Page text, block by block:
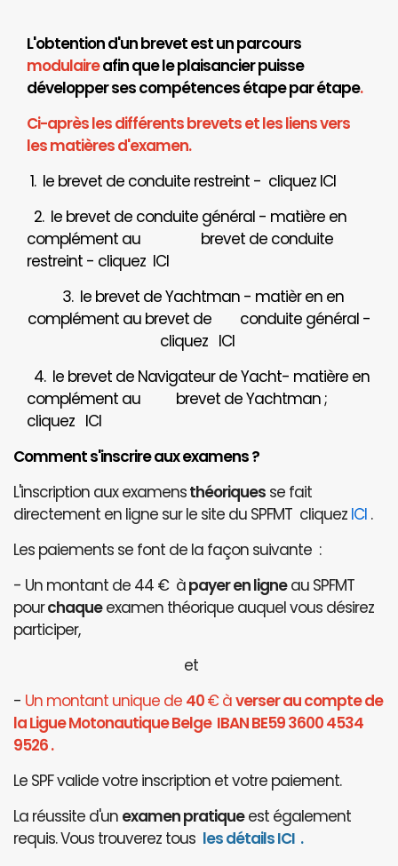
L'obtention d'un brevet est un parcours
modulaireafin que le plaisancier puisse
développer ses compétences étape par étape.
Ci-après les différents brevets et les liens vers
les matières d'examen.
1. le brevet de conduite restreint - cliquez ICI
2. le brevet de conduite général - matière en
complément au brevet de conduite
restreint - cliquez ICI
3. le brevet de Yachtman - matièr en en
complément au brevet de
conduite général -
cliquez ICI
4. le brevet de Navigateur de Yacht- matière en
complément au brevet de Yachtman ;
cliquez ICI
Comment s'inscrire aux examens ?
L'inscription aux examensthéoriques se fait
directement en ligne sur le site du SPFMT cliquez ICI .
Les paiements se font de la façon suivante :
- Un montant de 44 € àpayer en ligneau SPFMT
pourchaqueexamen théorique auquel vous désirez
participer,
et
- Un montant unique de 40€ àverser au compte de
la Ligue Motonautique Belge IBAN BE59 3600 4534
9526 .
Le SPF valide votre inscription et votre paiement.
La réussite d'un examen pratiqueest également
requis. Vous trouverez tous les détails ICI .